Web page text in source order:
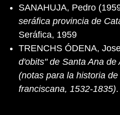
SANAHUJA, Pedro
seráfica provincia de
Seráfica, 1959
TRENCHS ÓDENA,
d'obits" de Santa Ana de
(notas para la historia
franciscana, 1532-1835)